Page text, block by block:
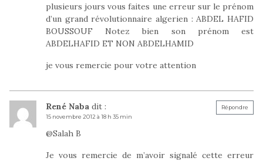
plusieurs jours vous faites une erreur sur le prénom
d’un grand révolutionnaire algerien : ABDEL HAFID
BOUSSOUF Notez bien son prénom est
ABDELHAFID ET NON ABDELHAMID
je vous remercie pour votre attention
René Naba dit :
15 novembre 2012 à 18 h 35 min
@Salah B
Je vous remercie de m’avoir signalé cette erreur
Répondre